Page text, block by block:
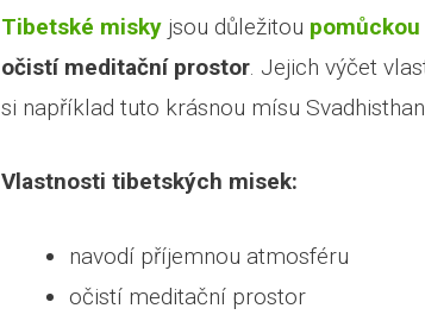
Tibetské miskyjsou důležitou pomůckou
očistí meditační prostor. Jejich výčet
si například tuto krásnou mísu
Vlastnosti tibetských misek:
navodí příjemnou atmosféru
očistí meditační prostor